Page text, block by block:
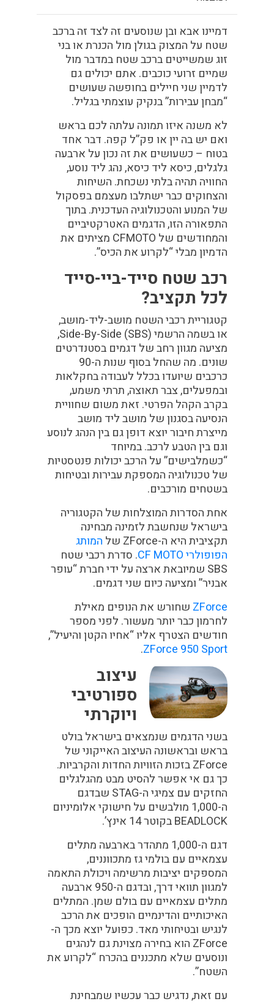
דמיינו אבא ובן שנוסעים זה לצד זה ברכב
שטח על המצוק בגולן מול הכנרת או בני
זוג שמשייטים ברכב שטח במדבר מול
שמיים זרועי כוכבים. אתם יכולים גם
לדמיין שני חיילים בחופשה שעושים
“מבחן עבירות” בנקיק עוצמתי בגליל.
לא משנה איזו תמונה עלתה לכם בראש
ואם יש בה יין או פק”ל קפה. דבר אחד
בטוח – כשעושים את זה נכון על ארבעה
גלגלים, כיסא ליד כיסא, נהג ליד נוסע,
החוויה תהיה בלתי נשכחת. השיחות
והצחוקים כבר ישתלבו מעצמם בפסקול
של המנוע והטכנולוגיה העדכנית. בתוך
התפאורה הזו, הדגמים האטרקטיביים
והמחודשים של CFMOTO מציתים את
הדמיון מבלי “לקרוע את הכיס”.
רכב שטח סייד-ביי-סייד
לכל תקציב?
קטגוריית רכבי השטח מושב-ליד-מושב,
או בשמה הרשמי Side-By-Side (SBS),
מציעה מגוון רחב של דגמים בסטנדרטים
שונים. מה שהחל בסוף שנות ה-90
כרכבים שיועדו בכלל לעבודה בחקלאות
ובמפעלים, צבר תאוצה, תרתי משמע,
בקרב הקהל הפרטי. זאת משום שחוויית
הנסיעה בסגנון של מושב ליד מושב
מייצרת חיבור יוצא דופן גם בין הנהג לנוסע
וגם בין הטבע לרכב. במיוחד
“כשמלבישים” על הרכב יכולות פנטסטיות
של טכנולוגיה המספקת עבירות ובטיחות
בשטחים מורכבים.
אחת הסדרות המוצלחות של הקטגוריה
בישראל שנחשבת לזמינה מבחינה
תקציבית היא ה-ZForce של
המותג
הפופולרי CF MOTO
. סדרת רכבי שטח
SBS שמיובאת ארצה על ידי חברת “עופר
אבניר” ומציעה כיום שני דגמים.
ZForce שחורש את הנופים מאילת
לחרמון כבר יותר מעשור. לפני מספר
חודשים הצטרף אליו “אחיו הקטן והיעיל”,
ZForce 950 Sport
.
עיצוב
ספורטיבי
ויוקרתי
בשני הדגמים שנמצאים בישראל בולט
בראש ובראשונה העיצוב האייקוני של
ZForce בזכות הזוויות החדות והקרביות.
כך גם אי אפשר להסיט מבט מהגלגלים
החזקים עם צמיגי ה-STAG שבדגם
ה-1,000 מולבשים על חישוקי אלומיניום
BEADLOCK בקוטר 14 אינץ’.
דגם ה-1,000 מתהדר בארבעה מתלים
עצמאיים עם בולמי גז מתכווננים,
המספקים יציבות מרשימה ויכולת התאמה
למגוון תוואי דרך, ובדגם ה-950 ארבעה
מתלים עצמאיים עם בולם שמן. המתלים
האיכותיים והדינמיים הופכים את הרכב
לנגיש ובטיחותי מאד. כפועל יוצא מכך ה-
ZForce הוא בחירה מצוינת גם לנהגים
ונוסעים שלא מתכננים בהכרח “לקרוע את
השטח”.
עם זאת, נדגיש כבר עכשיו שמבחינת